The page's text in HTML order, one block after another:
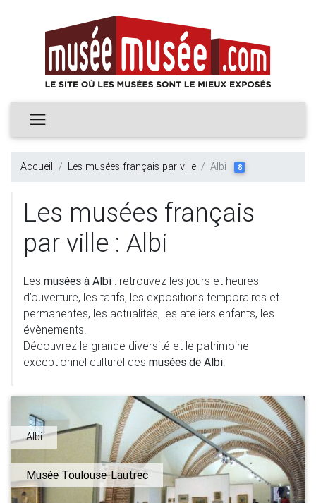
Accueil Les musées français par ville Albi 8
Les musées français
par ville : Albi
Les musées à Albi: retrouvez les jours et heures
d’ouverture, les tarifs, les expositions temporaires et
permanentes, les actualités, les ateliers enfants, les
évènements.
Découvrez la grande diversité et le patrimoine
exceptionnel culturel des musées de Albi.
Albi
Musée Toulouse-Lautrec